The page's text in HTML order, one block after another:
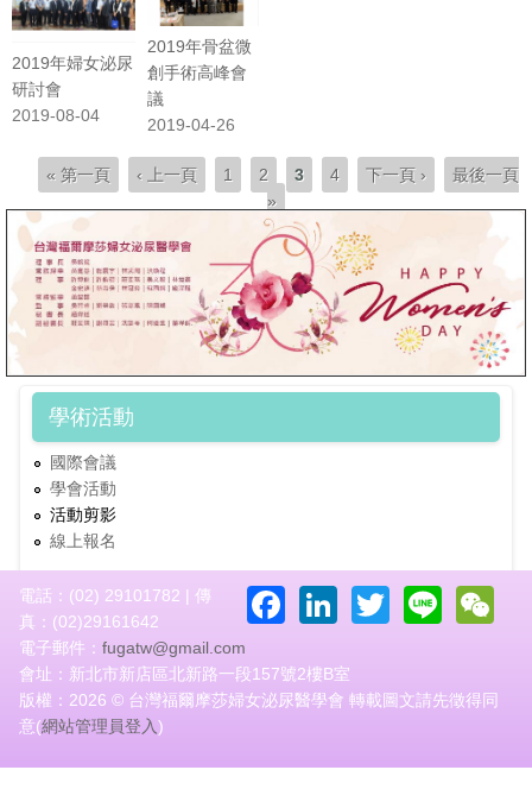
2019年婦女泌尿
研討會
2019-08-04
2019年骨盆微
創手術高峰會
議
2019-04-26
頁面« 第一頁 ‹ 上一頁 1 2 3 4 下一頁 ›
最後一頁
»
學術活動
國際會議
學會活動
活動剪影
線上報名
Facebook
LinkedIn
Twitter
Line
電話：(02) 29101782 | 傳
真：(02)29161642
電子郵件： fugatw@gmail.com
會址：新北市新店區北新路一段157號2樓B室
版權：2026 © 台灣福爾摩莎婦女泌尿醫學會 轉載圖文請先徵得同
意(網站管理員登入)